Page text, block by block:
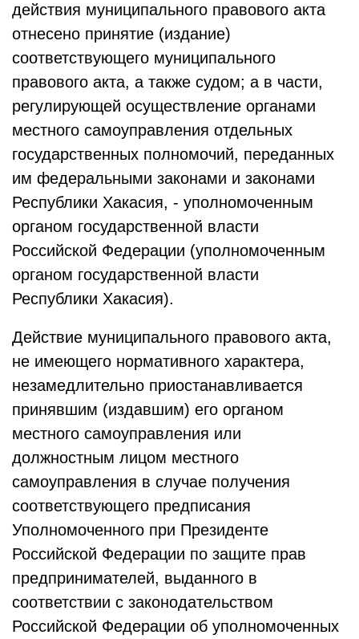
действия муниципального правового акта
отнесено принятие (издание)
соответствующего муниципального
правового акта, а также судом; а в части,
регулирующей осуществление органами
местного самоуправления отдельных
государственных полномочий, переданных
им федеральными законами и законами
Республики Хакасия, - уполномоченным
органом государственной власти
Российской Федерации (уполномоченным
органом государственной власти
Республики Хакасия).
Действие муниципального правового акта,
не имеющего нормативного характера,
незамедлительно приостанавливается
принявшим (издавшим) его органом
местного самоуправления или
должностным лицом местного
самоуправления в случае получения
соответствующего предписания
Уполномоченного при Президенте
Российской Федерации по защите прав
предпринимателей, выданного в
соответствии с законодательством
Российской Федерации об уполномоченных